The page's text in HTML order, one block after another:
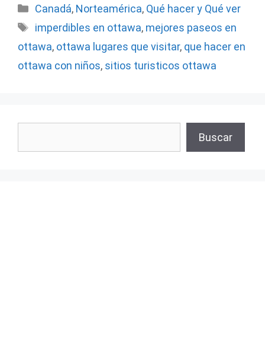
Categorías
Canadá, Norteamérica, Qué hacer y Qué ver
Etiquetas
imperdibles en ottawa, mejores paseos en
ottawa, ottawa lugares que visitar, que hacer en
ottawa con niños, sitios turisticos ottawa
Buscar